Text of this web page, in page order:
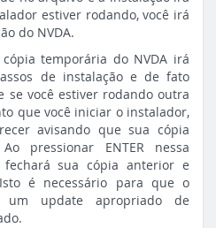
estiver rodando, você irá
do NVDA.
temporária do NVDA irá
de instalação e de fato
se você estiver rodando outra
que você iniciar o instalador,
avisando que sua cópia
pressionar ENTER nessa
fechará sua cópia anterior e
é necessário para que o
um update apropriado de